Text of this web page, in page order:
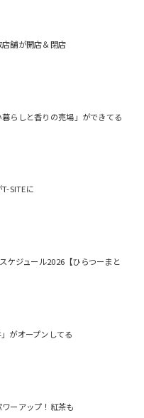
舗が開店＆閉店
らしと香りの売場」ができてる
SITEに
ケジュール2026【ひらつーまと
がオープンしてる
ーアップ！紅茶も